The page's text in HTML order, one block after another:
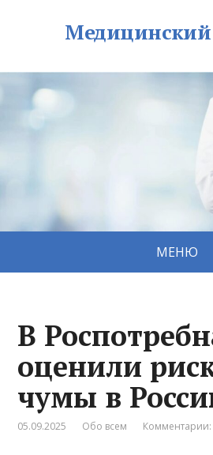
Медицинский
МЕНЮ
В
оценили
чумы в
05.09.2025 Обо всем Комментарии: